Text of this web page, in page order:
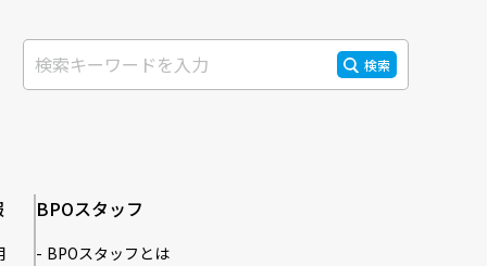
検索
BPOスタッフ
BPOスタッフとは